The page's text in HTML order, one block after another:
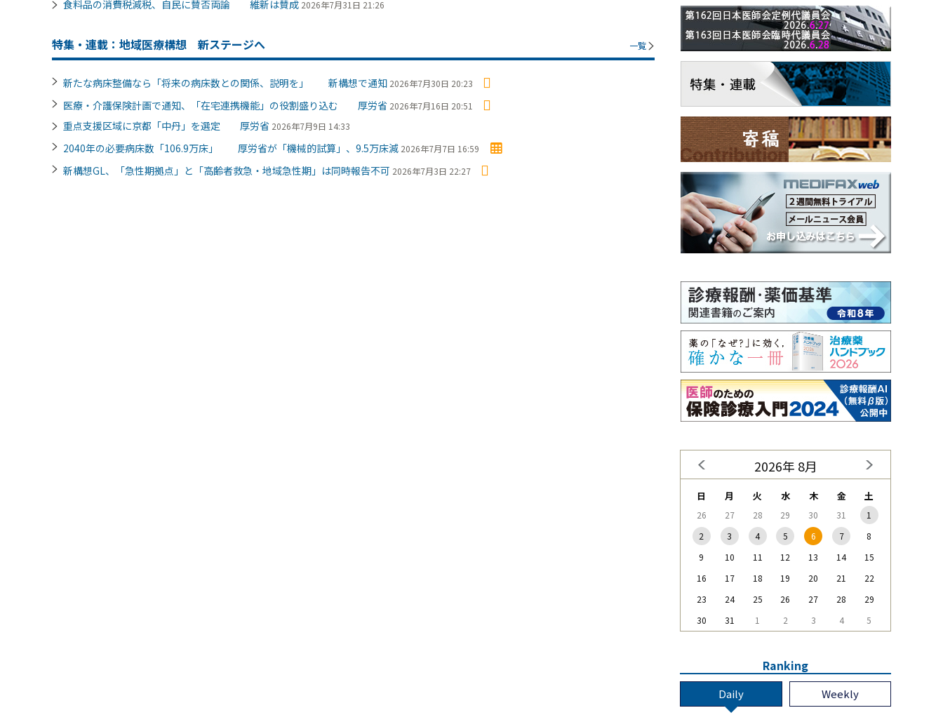
食料品の消費税減税、自民に賛否両論 維新は賛成 2026年7月31日 21:26
特集・連載：地域医療構想 新ステージへ 一覧
新たな病床整備なら「将来の病床数との関係、説明を」 新構想で通知 2026年7月30日 20:23
医療・介護保険計画で通知、「在宅連携機能」の役割盛り込む 厚労省 2026年7月16日 20:51
重点支援区域に京都「中丹」を選定 厚労省 2026年7月9日 14:33
2040年の必要病床数「106.9万床」 厚労省が「機械的試算」、9.5万床減 2026年7月7日 16:59
新構想GL、「急性期拠点」と「高齢者救急・地域急性期」は同時報告不可 2026年7月3日 22:27
2026年 8月
日 月 火 水 木 金 土
26 27 28 29 30 31
1
2
3 4 5 6 7
8
9
10 11 12 13 14
15
16
17 18 19 20 21
22
23
24 25 26 27 28
29
30
31 1 2 3 4 5
Ranking
Daily Weekly